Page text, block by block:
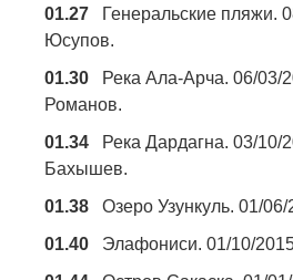
01.27 Генеральские пляжи.
Юсупов.
01.30 Река Ала-Арча. 06/03/
Романов.
01.34 Река Дардагна. 03/10/
Бахышев.
01.38 Озеро Узункуль. 01/
01.40 Элафониси. 01/10/